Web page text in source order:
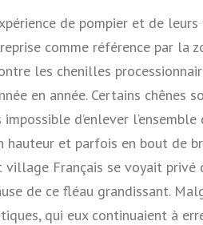
de pompier et de
comme référence par la
les chenilles
en année. Certains chênes
d’enlever l’ensemble
hauteur et parfois en bout de
village Français se voyait privé
de ce fléau grandissant.
qui eux continuaient à